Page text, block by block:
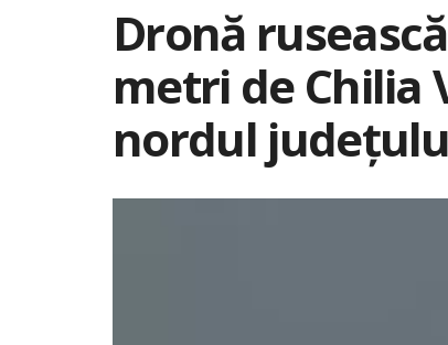
Dronă
metri de Chilia
nordul